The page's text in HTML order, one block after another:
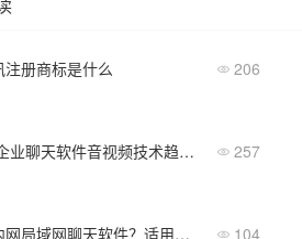
注册商标是什么 206
2026年企业聊天软件音视频技术趋势：WebRTC与AI增强 257
什么是内网局域网聊天软件？适用场景与选型指南 104